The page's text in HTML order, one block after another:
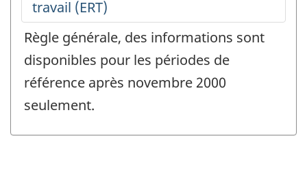
Règle générale, des informations sont
disponibles pour les périodes de
référence après novembre 2000
seulement.